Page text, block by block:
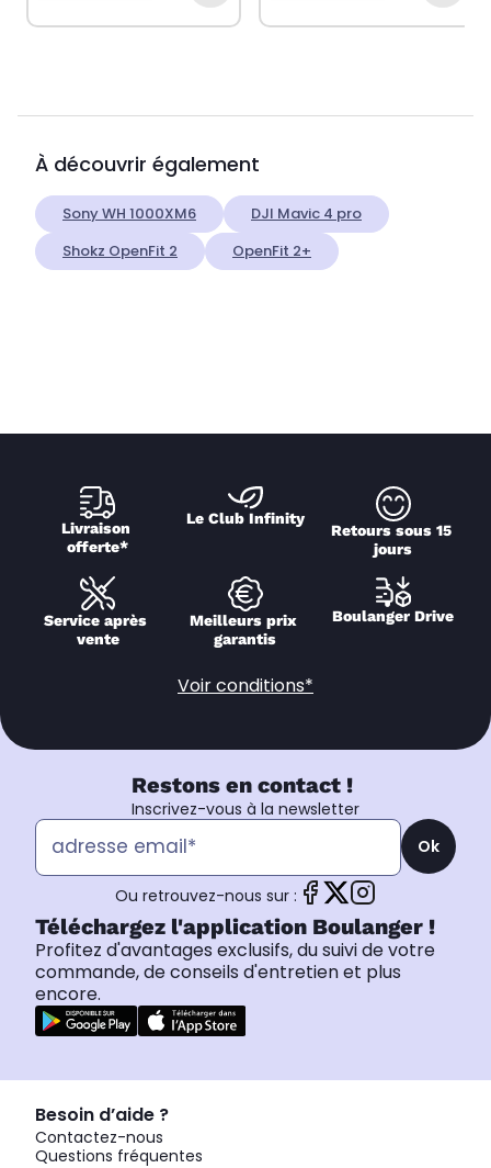
À découvrir également
Sony WH 1000XM6
DJI Mavic 4 pro
Shokz OpenFit 2
OpenFit 2+
Livraison
offerte*
Le Club Infinity
Retours sous 15
jours
Service après
vente
Meilleurs prix
garantis
Boulanger Drive
Voir conditions*
Restons en contact !
Inscrivez-vous à la newsletter
Ok
Ou retrouvez-nous sur :
Téléchargez l'application Boulanger !
Profitez d'avantages exclusifs, du suivi de votre
commande, de conseils d'entretien et plus
encore.
Besoin d’aide ?
Contactez-nous
Questions fréquentes